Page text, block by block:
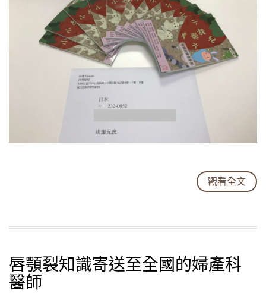
觀看全文
唇顎裂知識寄送至全國的婦產科
醫師